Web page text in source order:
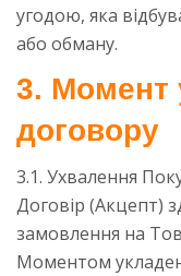
угодою, яка
або обману.
3. Момент
договору
3.1. Ухвалення
Договір (Акцепт)
замовлення на
Моментом